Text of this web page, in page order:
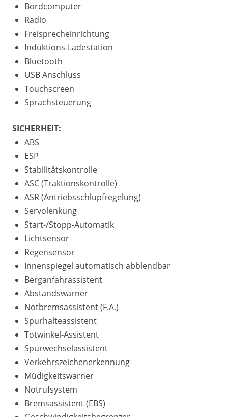
Bordcomputer
Radio
Freisprecheinrichtung
Induktions-Ladestation
Bluetooth
USB Anschluss
Touchscreen
Sprachsteuerung
SICHERHEIT:
ABS
ESP
Stabilitätskontrolle
ASC (Traktionskontrolle)
ASR (Antriebsschlupfregelung)
Servolenkung
Start-/Stopp-Automatik
Lichtsensor
Regensensor
Innenspiegel automatisch abblendbar
Berganfahrassistent
Abstandswarner
Notbremsassistent (F.A.)
Spurhalteassistent
Totwinkel-Assistent
Spurwechselassistent
Verkehrszeichenerkennung
Müdigkeitswarner
Notrufsystem
Bremsassistent (EBS)